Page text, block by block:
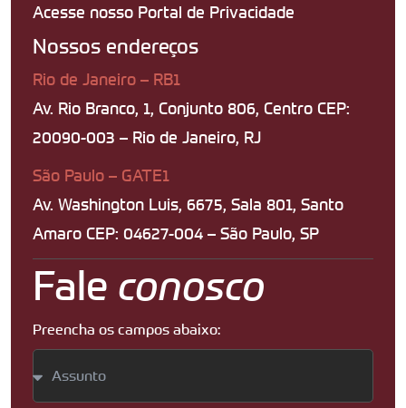
Acesse nosso Portal de Privacidade
Nossos endereços
Rio de Janeiro – RB1
Av. Rio Branco, 1, Conjunto 806, Centro CEP:
20090-003 – Rio de Janeiro, RJ
São Paulo – GATE1
Av. Washington Luis, 6675, Sala 801, Santo
Amaro CEP: 04627-004 – São Paulo, SP
Fale conosco
Preencha os campos abaixo: